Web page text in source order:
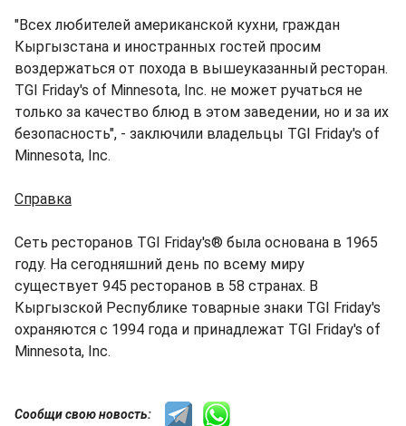
"Всех любителей американской кухни, граждан
Кыргызстана и иностранных гостей просим
воздержаться от похода в вышеуказанный ресторан.
TGI Friday's of Minnesota, Inc. не может ручаться не
только за качество блюд в этом заведении, но и за их
безопасность", - заключили владельцы TGI Friday's of
Minnesota, Inc.
Справка
Сеть ресторанов TGI Friday's® была основана в 1965
году. На сегодняшний день по всему миру
существует 945 ресторанов в 58 странах. В
Кыргызской Республике товарные знаки TGI Friday's
охраняются с 1994 года и принадлежат TGI Friday's of
Minnesota, Inc.
Сообщи свою новость: